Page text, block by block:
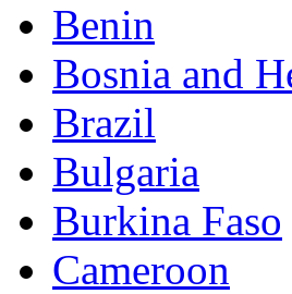
Benin
Bosnia and
Brazil
Bulgaria
Burkina Faso
Cameroon